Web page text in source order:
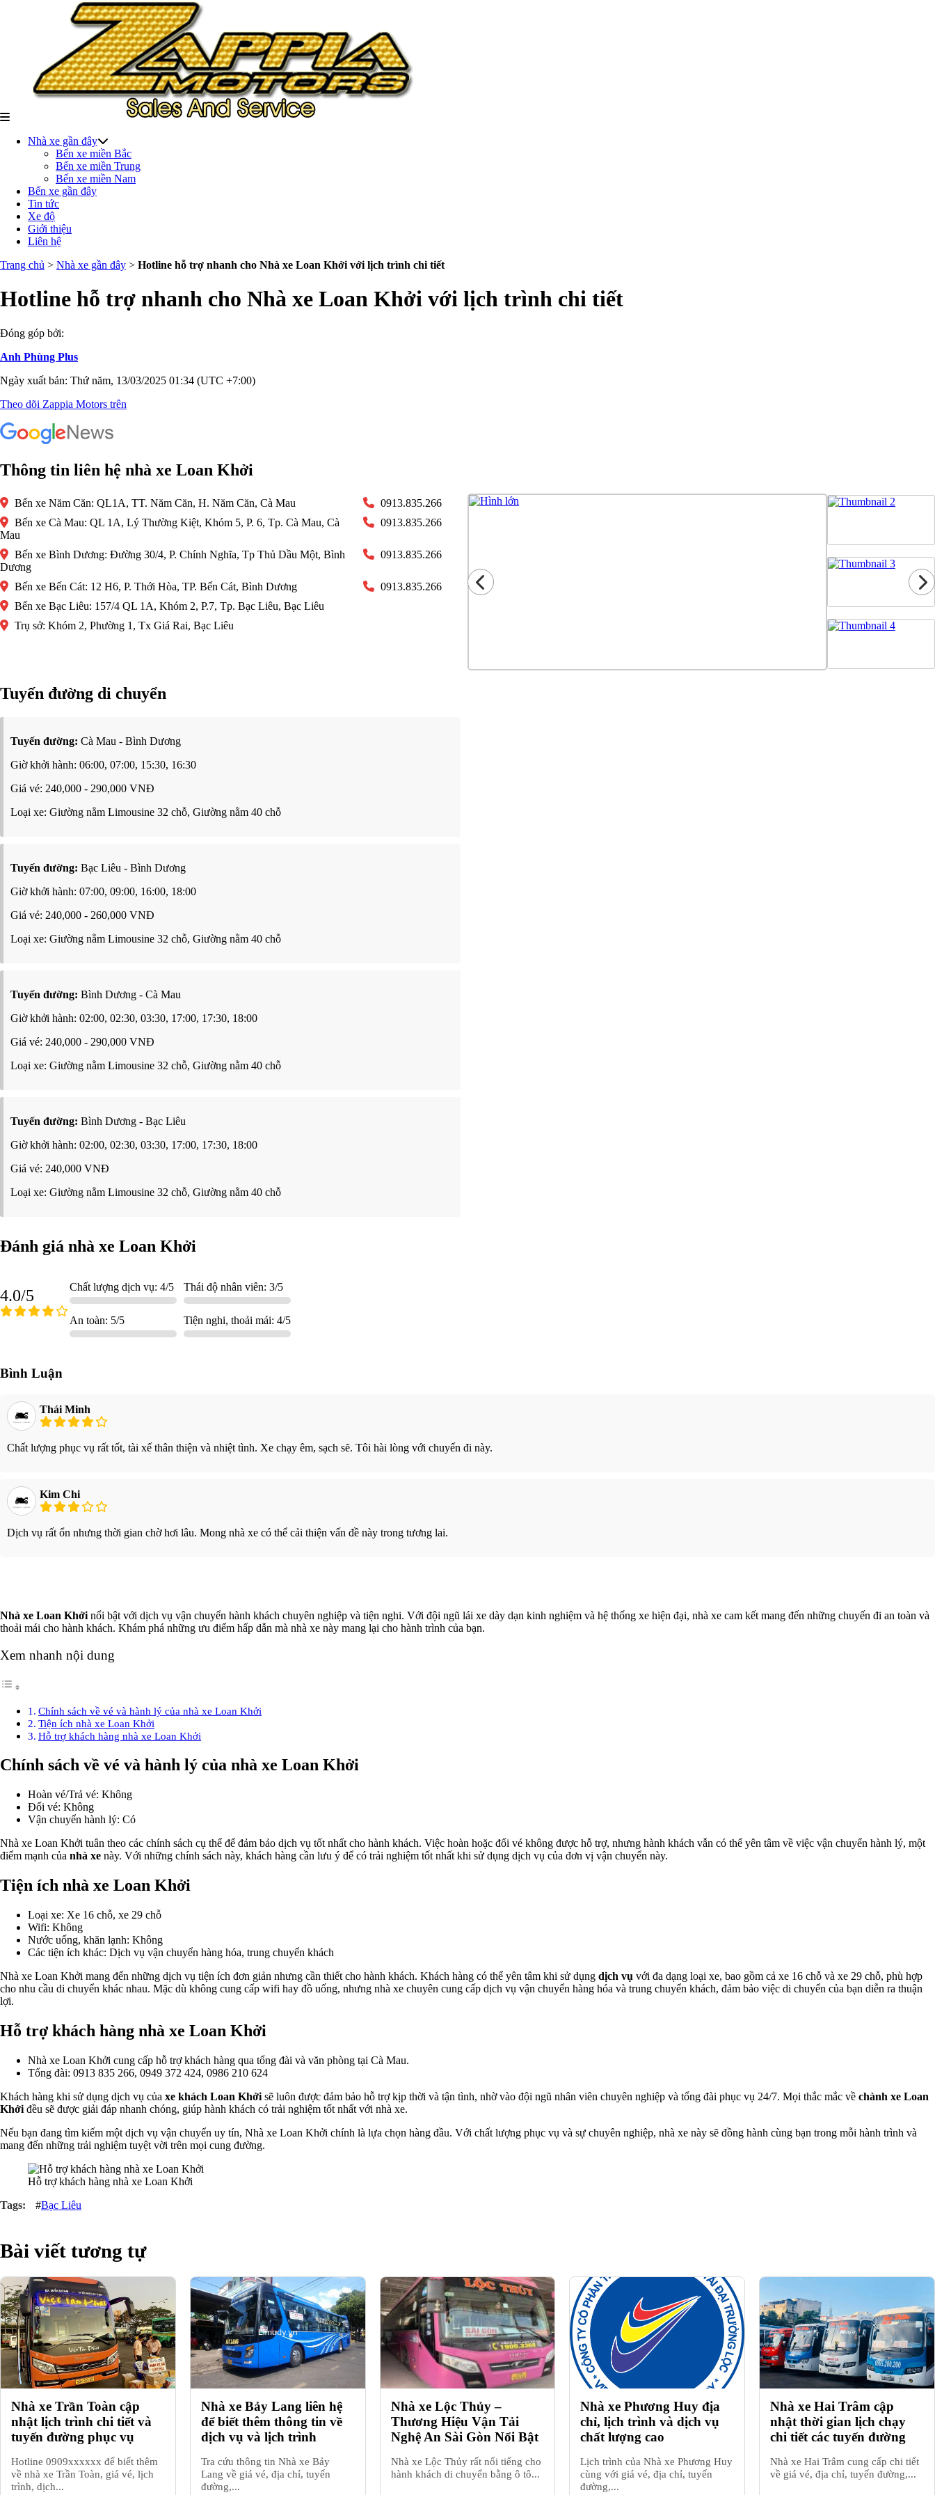
Nhà xe gần đây
Bến xe miền Bắc
Bến xe miền Trung
Bến xe miền Nam
Bến xe gần đây
Tin tức
Xe độ
Giới thiệu
Liên hệ
Trang chủ > Nhà xe gần đây > Hotline hỗ trợ nhanh cho Nhà xe Loan Khởi với lịch trình chi tiết
Hotline hỗ trợ nhanh cho Nhà xe Loan Khởi với lịch trình chi tiết
Đóng góp bởi:
Anh Phùng Plus
Ngày xuất bản: Thứ năm, 13/03/2025 01:34 (UTC +7:00)
Theo dõi Zappia Motors trên
Thông tin liên hệ nhà xe Loan Khởi
Bến xe Năm Căn: QL1A, TT. Năm Căn, H. Năm Căn, Cà Mau
0913.835.266
Bến xe Cà Mau: QL 1A, Lý Thường Kiệt, Khóm 5, P. 6, Tp. Cà Mau, Cà
Mau
0913.835.266
Bến xe Bình Dương: Đường 30/4, P. Chính Nghĩa, Tp Thủ Dầu Một, Bình
Dương
0913.835.266
Bến xe Bến Cát: 12 H6, P. Thới Hòa, TP. Bến Cát, Bình Dương
0913.835.266
Bến xe Bạc Liêu: 157/4 QL 1A, Khóm 2, P.7, Tp. Bạc Liêu, Bạc Liêu
Trụ sở: Khóm 2, Phường 1, Tx Giá Rai, Bạc Liêu
Tuyến đường di chuyển
Tuyến đường: Cà Mau - Bình Dương
Giờ khởi hành: 06:00, 07:00, 15:30, 16:30
Giá vé: 240,000 - 290,000 VNĐ
Loại xe: Giường nằm Limousine 32 chỗ, Giường nằm 40 chỗ
Tuyến đường: Bạc Liêu - Bình Dương
Giờ khởi hành: 07:00, 09:00, 16:00, 18:00
Giá vé: 240,000 - 260,000 VNĐ
Loại xe: Giường nằm Limousine 32 chỗ, Giường nằm 40 chỗ
Tuyến đường: Bình Dương - Cà Mau
Giờ khởi hành: 02:00, 02:30, 03:30, 17:00, 17:30, 18:00
Giá vé: 240,000 - 290,000 VNĐ
Loại xe: Giường nằm Limousine 32 chỗ, Giường nằm 40 chỗ
Tuyến đường: Bình Dương - Bạc Liêu
Giờ khởi hành: 02:00, 02:30, 03:30, 17:00, 17:30, 18:00
Giá vé: 240,000 VNĐ
Loại xe: Giường nằm Limousine 32 chỗ, Giường nằm 40 chỗ
Đánh giá nhà xe Loan Khởi
4.0/5 Chất lượng dịch vụ: 4/5 Thái độ nhân viên: 3/5
An toàn: 5/5 Tiện nghi, thoải mái: 4/5
Bình Luận
Thái Minh
Chất lượng phục vụ rất tốt, tài xế thân thiện và nhiệt tình. Xe chạy êm, sạch sẽ. Tôi hài lòng với chuyến đi này.
Kim Chi
Dịch vụ rất ổn nhưng thời gian chờ hơi lâu. Mong nhà xe có thể cải thiện vấn đề này trong tương lai.
Nhà xe Loan Khởi nổi bật với dịch vụ vận chuyển hành khách chuyên nghiệp và tiện nghi. Với đội ngũ lái xe dày dạn kinh nghiệm và hệ thống xe hiện đại, nhà xe cam kết mang đến những chuyến đi an toàn và
thoải mái cho hành khách. Khám phá những ưu điểm hấp dẫn mà nhà xe này mang lại cho hành trình của bạn.
Xem nhanh nội dung
Chính sách về vé và hành lý của nhà xe Loan Khởi
Tiện ích nhà xe Loan Khởi
Hỗ trợ khách hàng nhà xe Loan Khởi
Chính sách về vé và hành lý của nhà xe Loan Khởi
Hoàn vé/Trả vé: Không
Đổi vé: Không
Vận chuyển hành lý: Có
Nhà xe Loan Khởi tuân theo các chính sách cụ thể để đảm bảo dịch vụ tốt nhất cho hành khách. Việc hoàn hoặc đổi vé không được hỗ trợ, nhưng hành khách vẫn có thể yên tâm về việc vận chuyển hành lý, một
điểm mạnh của nhà xe này. Với những chính sách này, khách hàng cần lưu ý để có trải nghiệm tốt nhất khi sử dụng dịch vụ của đơn vị vận chuyển này.
Tiện ích nhà xe Loan Khởi
Loại xe: Xe 16 chỗ, xe 29 chỗ
Wifi: Không
Nước uống, khăn lạnh: Không
Các tiện ích khác: Dịch vụ vận chuyển hàng hóa, trung chuyển khách
Nhà xe Loan Khởi mang đến những dịch vụ tiện ích đơn giản nhưng cần thiết cho hành khách. Khách hàng có thể yên tâm khi sử dụng dịch vụ với đa dạng loại xe, bao gồm cả xe 16 chỗ và xe 29 chỗ, phù hợp
cho nhu cầu di chuyển khác nhau. Mặc dù không cung cấp wifi hay đồ uống, nhưng nhà xe chuyên cung cấp dịch vụ vận chuyển hàng hóa và trung chuyển khách, đảm bảo việc di chuyển của bạn diễn ra thuận
lợi.
Hỗ trợ khách hàng nhà xe Loan Khởi
Nhà xe Loan Khởi cung cấp hỗ trợ khách hàng qua tổng đài và văn phòng tại Cà Mau.
Tổng đài: 0913 835 266, 0949 372 424, 0986 210 624
Khách hàng khi sử dụng dịch vụ của xe khách Loan Khởi sẽ luôn được đảm bảo hỗ trợ kịp thời và tận tình, nhờ vào đội ngũ nhân viên chuyên nghiệp và tổng đài phục vụ 24/7. Mọi thắc mắc về chành xe Loan
Khởi đều sẽ được giải đáp nhanh chóng, giúp hành khách có trải nghiệm tốt nhất với nhà xe.
Nếu bạn đang tìm kiếm một dịch vụ vận chuyển uy tín, Nhà xe Loan Khởi chính là lựa chọn hàng đầu. Với chất lượng phục vụ và sự chuyên nghiệp, nhà xe này sẽ đồng hành cùng bạn trong mỗi hành trình và
mang đến những trải nghiệm tuyệt vời trên mọi cung đường.
Hỗ trợ khách hàng nhà xe Loan Khởi
#Bạc Liêu
Bài viết tương tự
Nhà xe Trần Toàn cập
nhật lịch trình chi tiết và
tuyến đường phục vụ
Hotline 0909xxxxxx để biết thêm
về nhà xe Trần Toàn, giá vé, lịch
trình, dịch...
Nhà xe Bảy Lang liên hệ
để biết thêm thông tin về
dịch vụ và lịch trình
Tra cứu thông tin Nhà xe Bảy
Lang về giá vé, địa chỉ, tuyến
đường,...
Nhà xe Lộc Thủy –
Thương Hiệu Vận Tải
Nghệ An Sài Gòn Nổi Bật
Nhà xe Lộc Thủy rất nổi tiếng cho
hành khách di chuyển bằng ô tô...
Nhà xe Phương Huy địa
chỉ, lịch trình và dịch vụ
chất lượng cao
Lịch trình của Nhà xe Phương Huy
cùng với giá vé, địa chỉ, tuyến
đường,...
Nhà xe Hai Trâm cập
nhật thời gian lịch chạy
chi tiết các tuyến đường
Nhà xe Hai Trâm cung cấp chi tiết
về giá vé, địa chỉ, tuyến đường,...